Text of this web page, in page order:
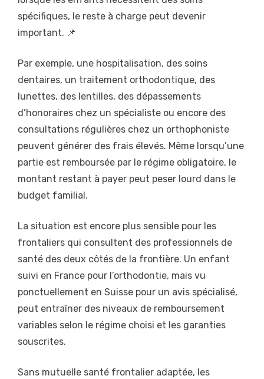
spécifiques, le reste à charge peut devenir
important. 📌
Par exemple, une hospitalisation, des soins
dentaires, un traitement orthodontique, des
lunettes, des lentilles, des dépassements
d’honoraires chez un spécialiste ou encore des
consultations régulières chez un orthophoniste
peuvent générer des frais élevés. Même lorsqu’une
partie est remboursée par le régime obligatoire, le
montant restant à payer peut peser lourd dans le
budget familial.
La situation est encore plus sensible pour les
frontaliers qui consultent des professionnels de
santé des deux côtés de la frontière. Un enfant
suivi en France pour l’orthodontie, mais vu
ponctuellement en Suisse pour un avis spécialisé,
peut entraîner des niveaux de remboursement
variables selon le régime choisi et les garanties
souscrites.
Sans mutuelle santé frontalier adaptée, les